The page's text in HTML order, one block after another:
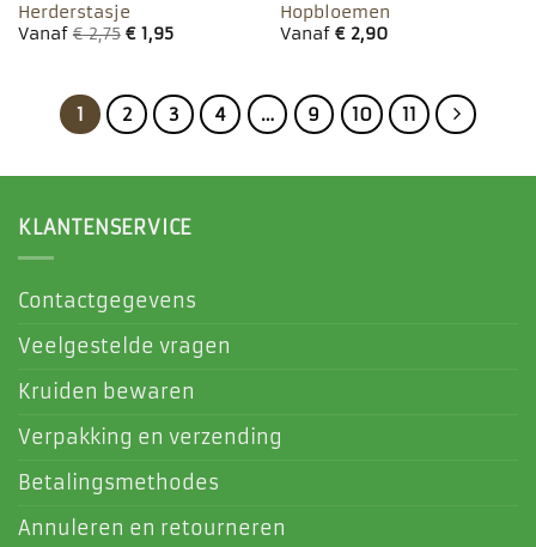
Herderstasje
Vanaf€2,75 €1,95
Hopbloemen
Vanaf €2,90
1 2 3 4 … 9 10 11
KLANTENSERVICE
Contactgegevens
Veelgestelde vragen
Kruiden bewaren
Verpakking en verzending
Betalingsmethodes
Annuleren en retourneren